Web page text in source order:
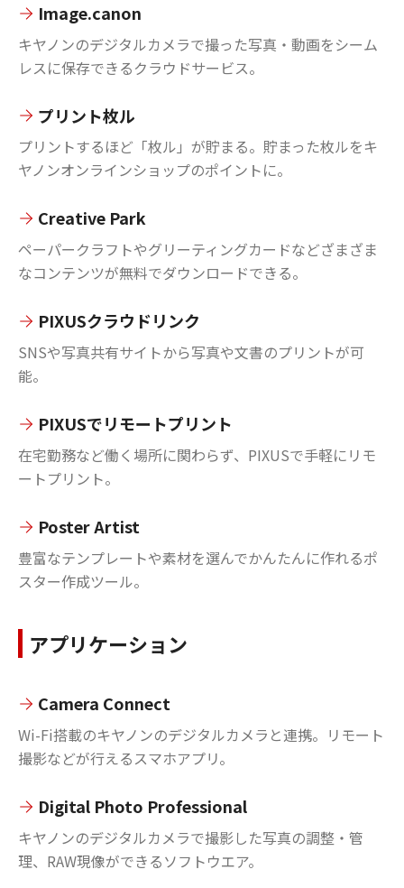
Image.canon
キヤノンのデジタルカメラで撮った写真・動画をシーム
レスに保存できるクラウドサービス。
プリント枚ル
プリントするほど「枚ル」が貯まる。貯まった枚ルをキ
ヤノンオンラインショップのポイントに。
Creative Park
ペーパークラフトやグリーティングカードなどざまざま
なコンテンツが無料でダウンロードできる。
PIXUSクラウドリンク
SNSや写真共有サイトから写真や文書のプリントが可
能。
PIXUSでリモートプリント
在宅勤務など働く場所に関わらず、PIXUSで手軽にリモ
ートプリント。
Poster Artist
豊富なテンプレートや素材を選んでかんたんに作れるポ
スター作成ツール。
アプリケーション
Camera Connect
Wi-Fi搭載のキヤノンのデジタルカメラと連携。リモート
撮影などが行えるスマホアプリ。
Digital Photo Professional
キヤノンのデジタルカメラで撮影した写真の調整・管
理、RAW現像ができるソフトウエア。